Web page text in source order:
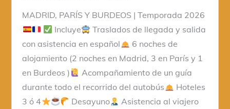
MADRID, PARÍS Y BURDEOS | Temporada 2026
Incluye
Traslados de llegada y salida
con asistencia en español
6 noches de
alojamiento (2 noches en Madrid, 3 en París y 1
en Burdeos )
Acompañamiento de un guía
durante todo el recorrido del autobús
Hoteles
3 ó 4
Desayuno
Asistencia al viajero